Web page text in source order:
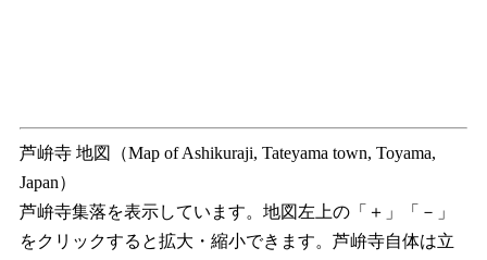
芦峅寺 地図（Map of Ashikuraji, Tateyama town, Toyama,
Japan）
芦峅寺集落を表示しています。地図左上の「＋」「－」
をクリックすると拡大・縮小できます。芦峅寺自体は立